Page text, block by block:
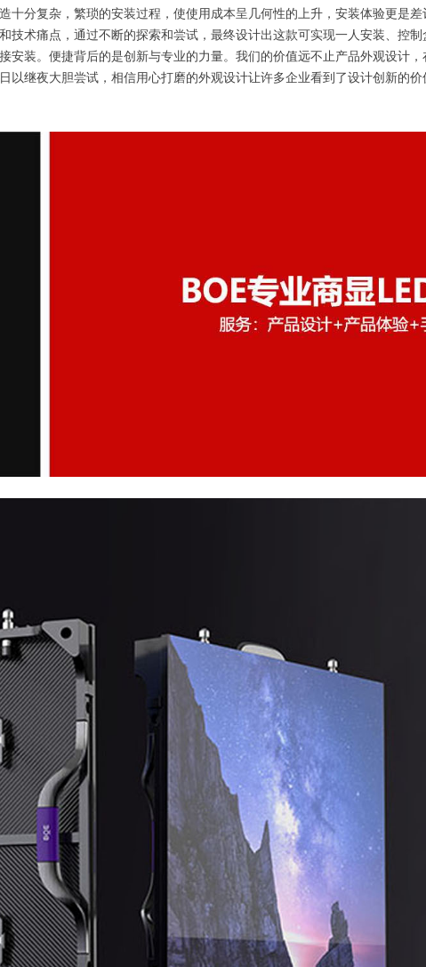
分复杂，繁琐的安装过程，使使用成本呈几何性的上升，安装体验更是
术痛点，通过不断的探索和尝试，最终设计出这款可实现一人安装、控
装。便捷背后的是创新与专业的力量。我们的价值远不止产品外观设计
继夜大胆尝试，相信用心打磨的外观设计让许多企业看到了设计创新的